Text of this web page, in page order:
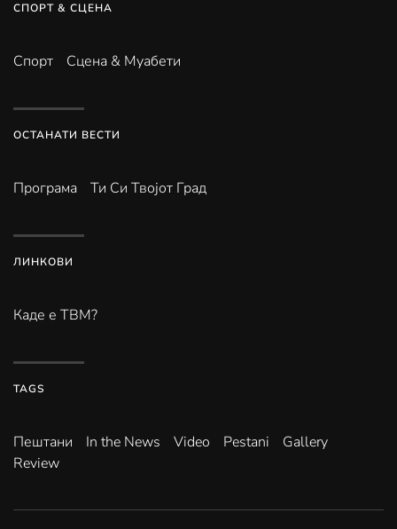
СПОРТ & СЦЕНА
Спорт Сцена & Муабети
ОСТАНАТИ ВЕСТИ
Програма Ти Си Твојот Град
ЛИНКОВИ
Каде е ТВМ?
TAGS
Пештани In the News Video Pestani
Gallery
Review